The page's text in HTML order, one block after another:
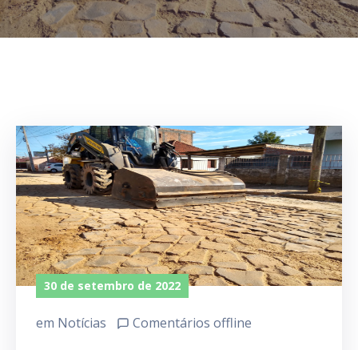
AUTOATENDIMENTO
30 de setembro de 2022
em Notícias Comentários offline